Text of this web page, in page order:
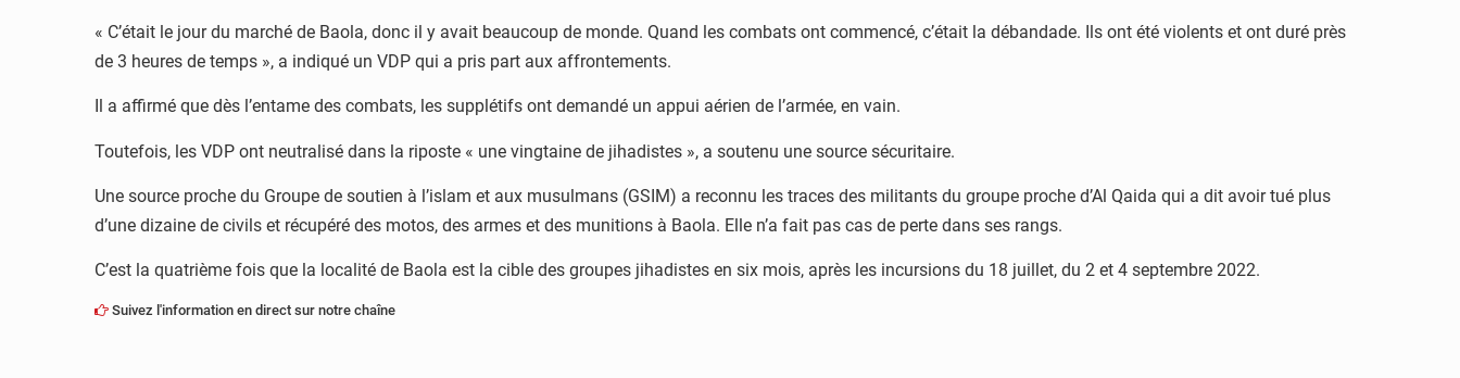
« C’était le jour du marché de Baola, donc il y avait beaucoup de monde. Quand les combats ont commencé, c’était la débandade. Ils ont été violents et ont duré près
de 3 heures de temps », a indiqué un VDP qui a pris part aux affrontements.
Il a affirmé que dès l’entame des combats, les supplétifs ont demandé un appui aérien de l’armée, en vain.
Toutefois, les VDP ont neutralisé dans la riposte « une vingtaine de jihadistes », a soutenu une source sécuritaire.
Une source proche du Groupe de soutien à l’islam et aux musulmans (GSIM) a reconnu les traces des militants du groupe proche d’Al Qaida qui a dit avoir tué plus
d’une dizaine de civils et récupéré des motos, des armes et des munitions à Baola. Elle n’a fait pas cas de perte dans ses rangs.
C’est la quatrième fois que la localité de Baola est la cible des groupes jihadistes en six mois, après les incursions du 18 juillet, du 2 et 4 septembre 2022.
Suivez l'information en direct sur notre chaîne